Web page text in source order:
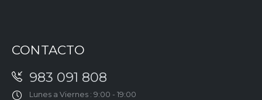
CONTACTO
983 091 808
Lunes a Viernes : 9:00 - 19:00